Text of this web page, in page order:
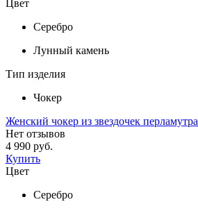
Цвет
Серебро
Лунный камень
Тип изделия
Чокер
Женский чокер из звездочек перламутра
Нет отзывов
4 990 руб.
Купить
Цвет
Серебро